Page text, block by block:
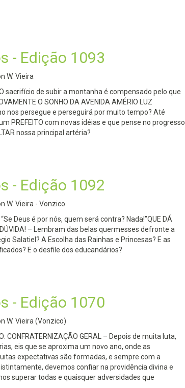
- Edição 1093
W. Vieira
sacrifício de subir a montanha é compensado pelo que
O SONHO DA AVENIDA AMÉRIO LUZ
nos persegue e perseguirá por muito tempo? Até
PREFEITO com novas idéias e que pense no progresso
nossa principal artéria?
- Edição 1092
W. Vieira - Vonzico
Deus é por nós, quem será contra? Nada!”QUE DÁ
DÚVIDA! – Lembram das belas quermesses defronte a
Salatiel? A Escolha das Rainhas e Princesas? E as
E o desfile dos educandários?
- Edição 1070
W. Vieira (Vonzico)
CONFRATERNIZAÇÃO GERAL – Depois de muita luta,
eis que se aproxima um novo ano, onde as
expectativas são formadas, e sempre com a
devemos confiar na providência divina e
superar todas e quaisquer adversidades que